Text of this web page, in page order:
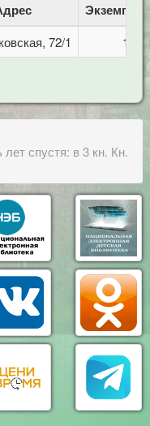
72/1 1
спустя: в 3 кн. Кн.